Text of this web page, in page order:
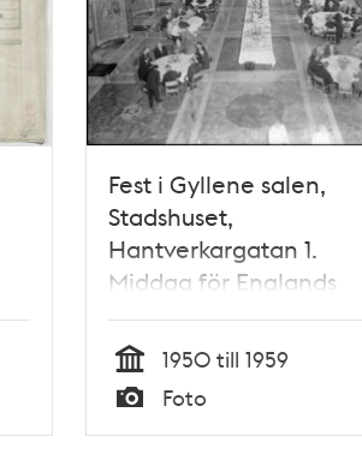
Fest i Gyllene salen,
Stadshuset,
Hantverkargatan 1.
Middag för Englands
premiärminister
Macmillan; sittandes vid
honnörsbordet bredvid
stadsfullmäktiges ordf.
Carl Albert Anderson
Tid
1950 till 1959
Typ
Foto